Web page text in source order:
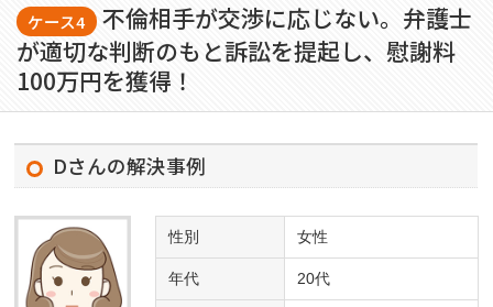
ケース4 不倫相手が交渉に応じない。弁護士
が適切な判断のもと訴訟を提起し、慰謝料
100万円を獲得！
Dさんの解決事例
性別 女性
年代 20代